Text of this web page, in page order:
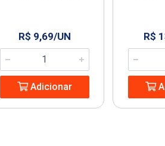
R$ 9,69/UN
Adicionar
R$